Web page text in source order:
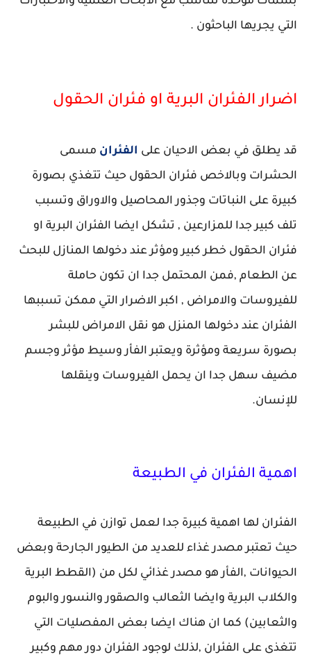
التي يجريها الباحثون .
اضرار الفئران البرية او فئران الحقول
قد يطلق في بعض الاحيان على الفئران مسمى
الحشرات وبالاخص فئران الحقول حيث تتغذي بصورة
كبيرة على النباتات وجذور المحاصيل والاوراق وتسبب
تلف كبير جدا للمزارعين , تشكل ايضا الفئران البرية او
فئران الحقول خطر كبير ومؤثر عند دخولها المنازل للبحث
عن الطعام ,فمن المحتمل جدا ان تكون حاملة
للفيروسات والامراض , اكبر الاضرار التي ممكن تسببها
الفئران عند دخولها المنزل هو نقل الامراض للبشر
بصورة سريعة ومؤثرة ويعتبر الفأر وسيط مؤثر وجسم
مضيف سهل جدا ان يحمل الفيروسات وينقلها
للإنسان.
اهمية الفئران في الطبيعة
الفئران لها اهمية كبيرة جدا لعمل توازن في الطبيعة
حيث تعتبر مصدر غذاء للعديد من الطيور الجارحة وبعض
الحيوانات ,الفأر هو مصدر غذائي لكل من (القطط البرية
والكلاب البرية وايضا الثعالب والصقور والنسور والبوم
والثعابين) كما ان هناك ايضا بعض المفصليات التي
تتغذى على الفئران ,لذلك لوجود الفئران دور مهم وكبير